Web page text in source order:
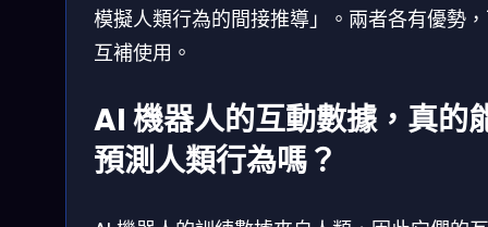
模擬人類行為的間接推導」。兩者各有優勢
互補使用。
AI 機器人的互動數據，真的
預測人類行為嗎？